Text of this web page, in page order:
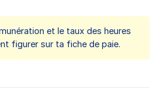
et le taux des heures
figurer sur ta fiche de paie.